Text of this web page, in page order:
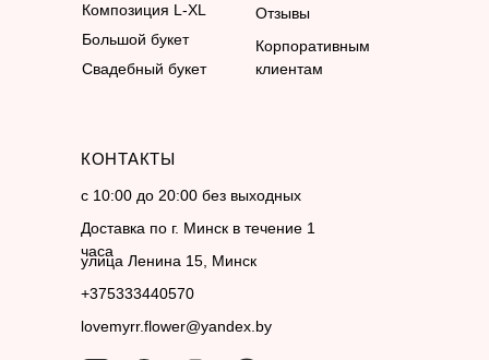
КОНТАКТЫ
Композиция L-XL
Большой букет
Свадебный букет
с 10:00 до 20:00 без выходных
Доставка по г. Минск в течение 1
часа
улица Ленина 15, Минск
+375333440570
lovemyrr.flower@yandex.by
Корпоративным
клиентам
Отзывы